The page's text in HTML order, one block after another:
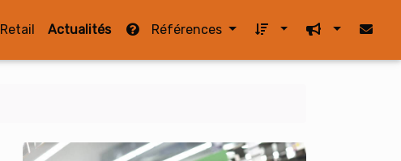
Retail Actualités Références